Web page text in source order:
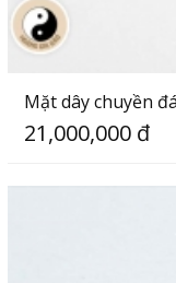
Mặt dây chuyền
21,000,000 đ